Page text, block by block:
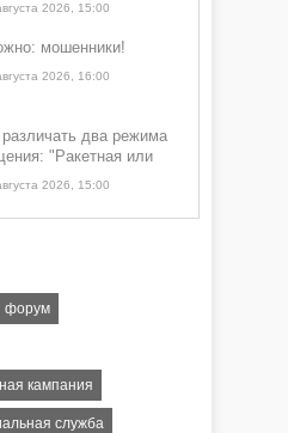
2026, 15:00
мошенники!
2026, 16:00
два режима
"Ракетная или
и "Угроза
или БПЛА"
2026, 15:00
форум
кампания
служба